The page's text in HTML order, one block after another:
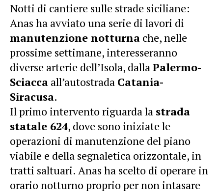
Notti di cantiere sulle strade siciliane:
Anas ha avviato una serie di lavori di
manutenzione notturna che, nelle
prossime settimane, interesseranno
diverse arterie dell’Isola, dallaPalermo-
Sciacca all’autostrada Catania-
Siracusa.
Il primo intervento riguarda la strada
statale 624, dove sono iniziate le
operazioni di manutenzione del piano
viabile e della segnaletica orizzontale, in
tratti saltuari. Anas ha scelto di operare in
orario notturno proprio per non intasare